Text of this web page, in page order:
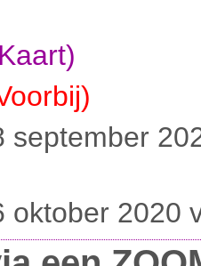
september
oktober 2020